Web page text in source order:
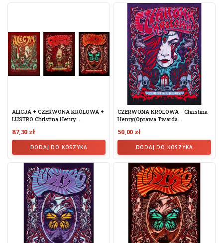
ALICJA + CZERWONA KRÓLOWA +
LUSTRO Christina Henry...
87,30 zł
DODAJ DO KOSZYKA
CZERWONA KRÓLOWA - Christina
Henry(oprawa Twarda...
50,00 zł
DODAJ DO KOSZYKA